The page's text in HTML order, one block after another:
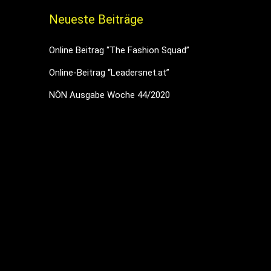
Neueste Beiträge
Online Beitrag “The Fashion Squad”
Online-Beitrag “Leadersnet.at”
NÖN Ausgabe Woche 44/2020